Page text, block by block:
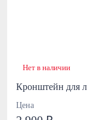
Нет в наличии
Кронштейн для
Цена